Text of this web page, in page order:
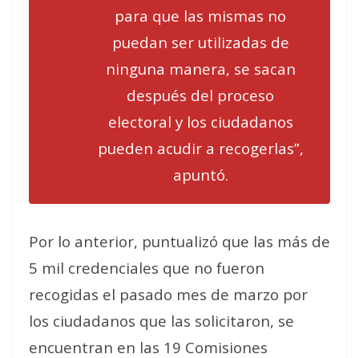
para que las mismas no
puedan ser utilizadas de
ninguna manera, se sacan
después del proceso
electoral y los ciudadanos
pueden acudir a recogerlas”,
apuntó.
Por lo anterior, puntualizó que las más de
5 mil credenciales que no fueron
recogidas el pasado mes de marzo por
los ciudadanos que las solicitaron, se
encuentran en las 19 Comisiones